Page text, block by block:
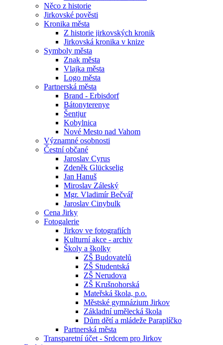
Něco z historie
Jirkovské pověsti
Kronika města
Z historie jirkovských kronik
Jirkovská kronika v knize
Symboly města
Znak města
Vlajka města
Logo města
Partnerská města
Brand - Erbisdorf
Bátonyterenye
Šentjur
Kobylnica
Nové Mesto nad Vahom
Významné osobnosti
Čestní občané
Jaroslav Cyrus
Zdeněk Glückselig
Jan Hanuš
Miroslav Záleský
Mgr. Vladimír Bečvář
Jaroslav Cinybulk
Cena Jirky
Fotogalerie
Jirkov ve fotografiích
Kulturní akce - archiv
Školy a školky
ZŠ Budovatelů
ZŠ Studentská
ZŠ Nerudova
ZŠ Krušnohorská
Mateřská škola, p.o.
Městské gymnázium Jirkov
Základní umělecká škola
Dům dětí a mládeže Paraplíčko
Partnerská města
Transparetní účet - Srdcem pro Jirkov